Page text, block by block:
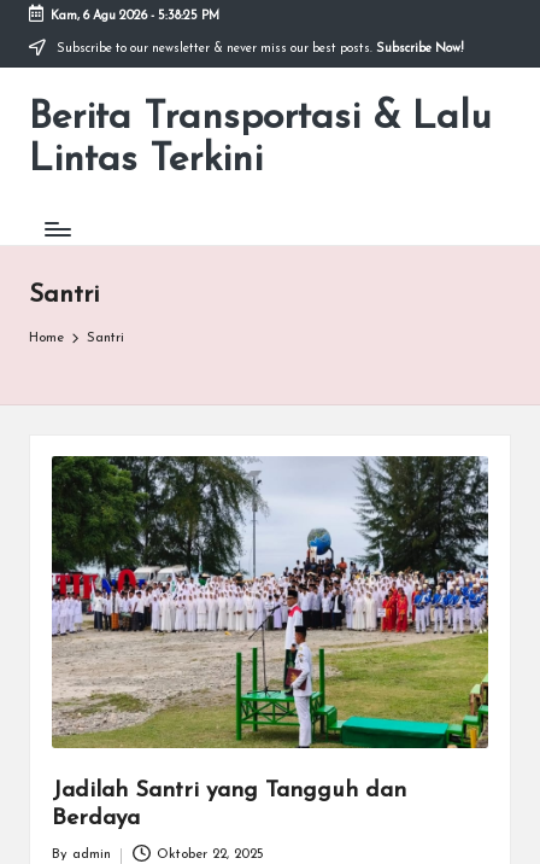
Skip
content
Kam, 6 Agu 2026- 5:38:25 PM
Subscribe to our newsletter & never miss our best posts. Subscribe Now!
Berita Transportasi & Lalu
Lintas Terkini
premancity.biz.id
Santri
Home Santri
Jadilah Santri yang Tangguh dan
Berdaya
By admin Oktober 22, 2025